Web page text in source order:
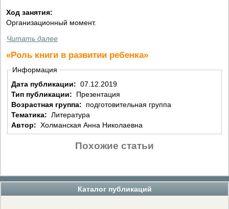
Каталог публикаций
Ход занятия:
Организационный момент.
Читать далее
«Роль книги в развитии ребенка»
Информация
Дата публикации: 07.12.2019
Тип публикации:
Презентация
Возрастная группа:
подготовительная группа
Тематика: Литература
Автор: Холманская Анна Николаевна
Похожие статьи